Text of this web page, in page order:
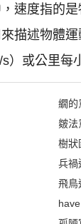
速度指的
描述物體
）或公里每
繝的
皴法
樹狀
兵禍
飛鳥